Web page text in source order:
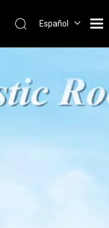
Español
Pусский
Português